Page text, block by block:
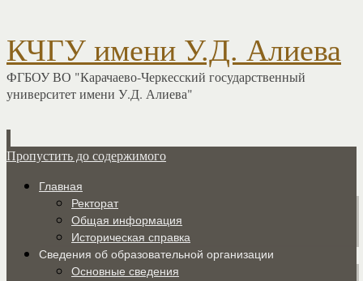
КЧГУ имени У.Д. Алиева
ФГБОУ ВО "Карачаево-Черкесский государственный
университет имени У.Д. Алиева"
Пропустить до содержимого
Главная
Ректорат
Общая информация
Историческая справка
Сведения об образовательной организации
Основные сведения